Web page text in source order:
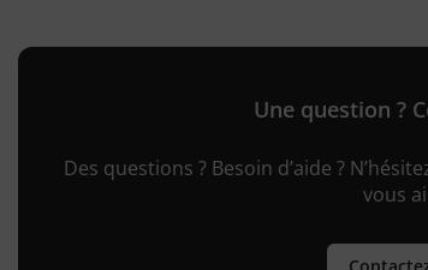
Une question ?
Des questions ? Besoin d’aide ?
vous